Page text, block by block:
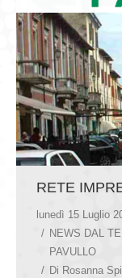
RETE
lunedì 15 Luglio
NEWS DAL
PAVULLO
Di Rosanna